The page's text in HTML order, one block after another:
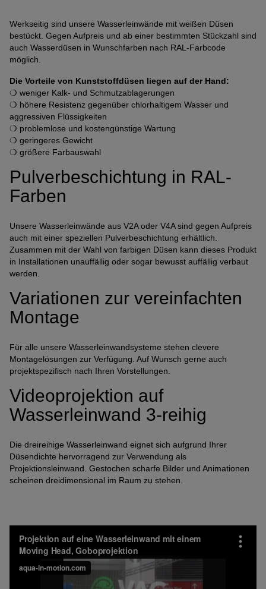
Werkseitig sind unsere Wasserleinwände mit weißen Düsen
bestückt. Gegen Aufpreis und ab einer bestimmten Stückzahl sind
auch Wasserdüsen in Wunschfarben nach RAL-Farbcode
möglich.
Die Vorteile von Kunststoffdüsen liegen auf der Hand:
❍ weniger Kalk- und Schmutzablagerungen
❍ höhere Resistenz gegenüber chlorhaltigem Wasser und
aggressiven Flüssigkeiten
❍ problemlose und kostengünstige Wartung
❍ geringeres Gewicht
❍ größere Farbauswahl
Pulverbeschichtung in RAL-
Farben
Unsere Wasserleinwände aus V2A oder V4A sind gegen Aufpreis
auch mit einer speziellen Pulverbeschichtung erhältlich.
Zusammen mit der Wahl von farbigen Düsen kann dieses Produkt
in Installationen unauffällig oder sogar bewusst auffällig verbaut
werden.
Variationen zur vereinfachten
Montage
Für alle unsere Wasserleinwandsysteme stehen clevere
Montagelösungen zur Verfügung. Auf Wunsch gerne auch
projektspezifisch nach Ihren Vorstellungen.
Videoprojektion auf
Wasserleinwand 3-reihig
Die dreireihige Wasserleinwand eignet sich aufgrund Ihrer
Düsendichte hervorragend zur Verwendung als
Projektionsleinwand. Gestochen scharfe Bilder und Animationen
scheinen dreidimensional im Raum zu stehen.